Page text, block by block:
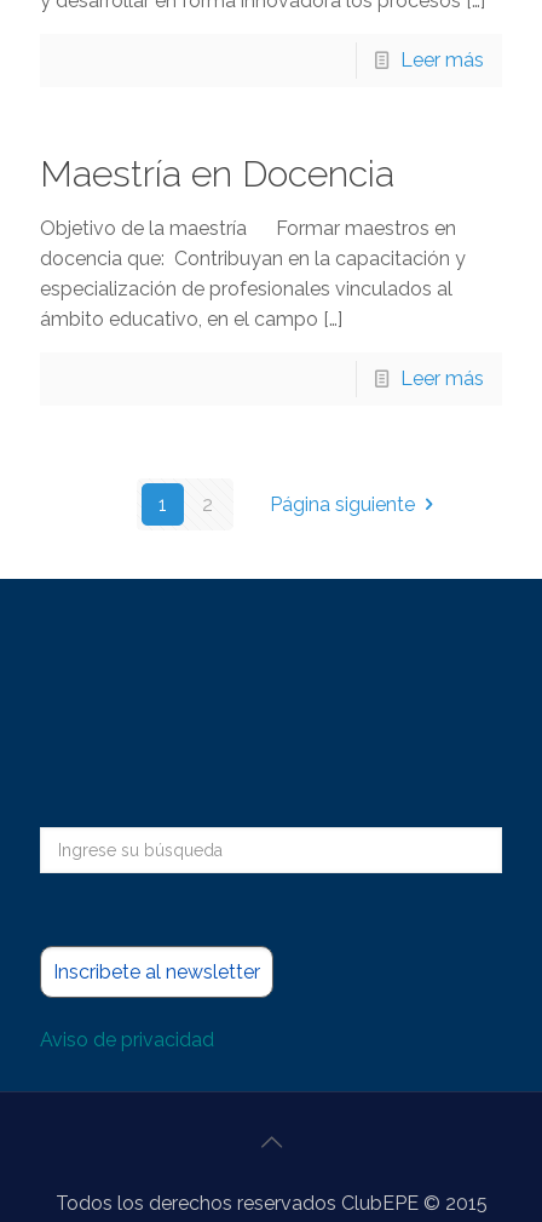
Leer más
Maestría en Docencia
Objetivo de la maestría Formar maestros en
docencia que: Contribuyan en la capacitación y
especialización de profesionales vinculados al
ámbito educativo, en el campo […]
Leer más
1 2 Página siguiente
Inscribete al newsletter
Aviso de privacidad
Todos los derechos reservados ClubEPE © 2015